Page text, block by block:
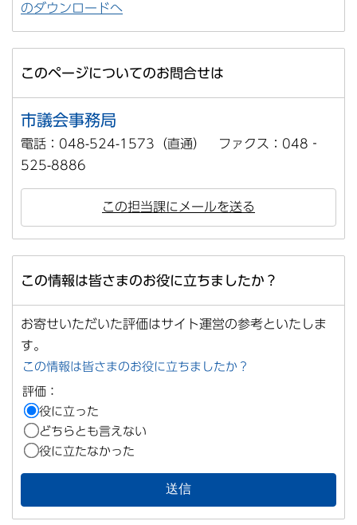
のダウンロードへ
このページについてのお問合せは
市議会事務局
電話：048-524-1573（直通） ファクス：048‐
525-8886
この担当課にメールを送る
この情報は皆さまのお役に立ちましたか？
お寄せいただいた評価はサイト運営の参考といたしま
す。
この情報は皆さまのお役に立ちましたか？
評価：
役に立った
どちらとも言えない
役に立たなかった